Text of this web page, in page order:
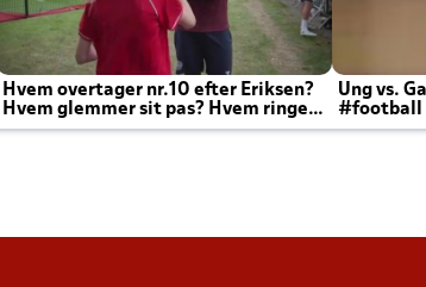
Hvem overtager nr.10 efter Eriksen?
Hvem glemmer sit pas? Hvem ringer
Joachim altid til efter kampe?
Ung vs.
#football